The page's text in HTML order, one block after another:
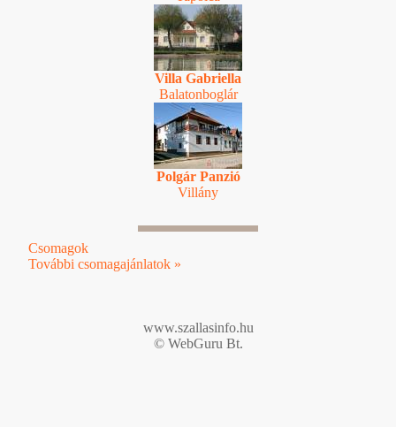
Villa Gabriella
Balatonboglár
Polgár Panzió
Villány
Csomagok
További csomagajánlatok »
www.szallasinfo.hu
© WebGuru Bt.